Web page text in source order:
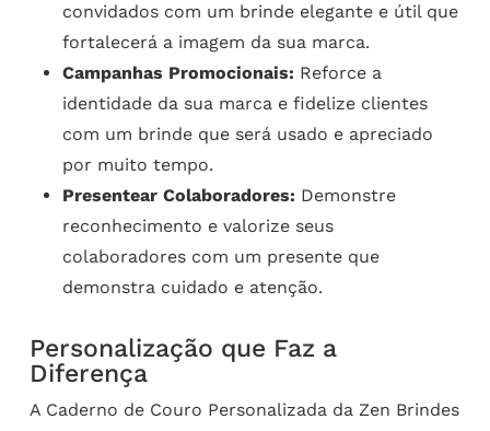
convidados com um brinde elegante e útil que
fortalecerá a imagem da sua marca.
Campanhas Promocionais: Reforce a
identidade da sua marca e fidelize clientes
com um brinde que será usado e apreciado
por muito tempo.
Presentear Colaboradores: Demonstre
reconhecimento e valorize seus
colaboradores com um presente que
demonstra cuidado e atenção.
Personalização que Faz a
Diferença
A Caderno de Couro Personalizada da Zen Brindes